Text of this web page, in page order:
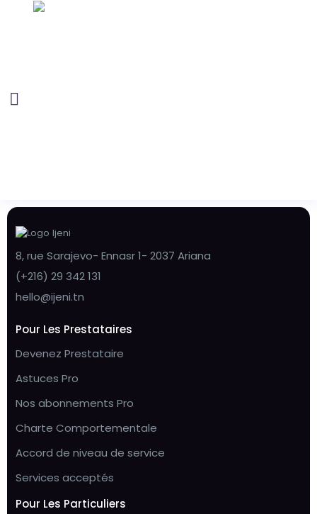
8, rue Sarajevo- Ennasr 1- 2037 Ariana
(+216) 29 342 131
hello@ijeni.tn
Pour Les Prestataires
Devenez Prestataire
Astuces Pro
Nos abonnements Pro
Charte Comportementale
Accord de niveau de service
Services acceptés
Pour Les Particuliers